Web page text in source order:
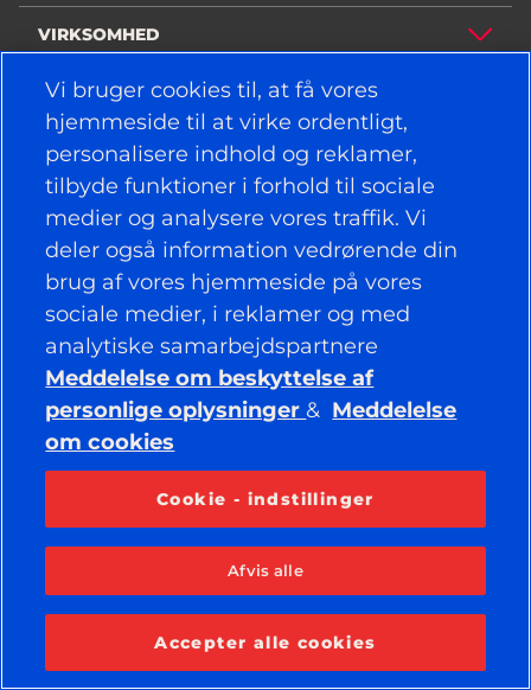
VIRKSOMHED
BEVAR FORBINDELSEN
Facebook
YouTube
Instagram
© 2026 APOLLO TYRES LTD
ALLE RETTIGHEDER FORBEHOLDES
Vi bruger cookies til, at få vores
hjemmeside til at virke ordentligt,
personalisere indhold og reklamer,
tilbyde funktioner i forhold til sociale
medier og analysere vores traffik. Vi
deler også information vedrørende din
brug af vores hjemmeside på vores
sociale medier, i reklamer og med
analytiske samarbejdspartnere
Meddelelse om beskyttelse af
personlige oplysninger & Meddelelse
om cookies
Cookie - indstillinger
Afvis alle
Accepter alle cookies